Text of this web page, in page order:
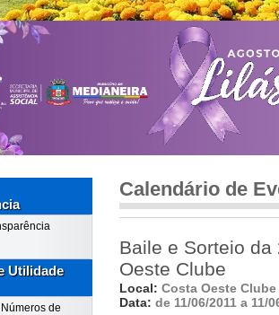
CONHEÇA MEDIANEIRA
Utilidade
de
Calendário de
Baile e Sorteio da
Oeste Clube
Local: Costa Oeste Clube
Data: de 11/06/2011 a 11/